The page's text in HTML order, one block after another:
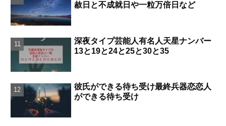
赦日と不成就日や一粒万倍日など
深夜タイプ芸能人有名人天星ナンバー
13と19と24と25と30と35
彼氏ができる待ち受け最終兵器恋恋人
ができる待ち受け